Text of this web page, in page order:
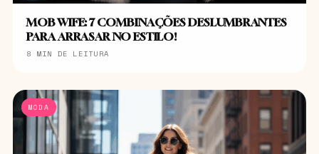
MOB WIFE: 7 COMBINAÇÕES DESLUMBRANTES
PARA ARRASAR NO ESTILO!
8 MIN DE LEITURA
MODA